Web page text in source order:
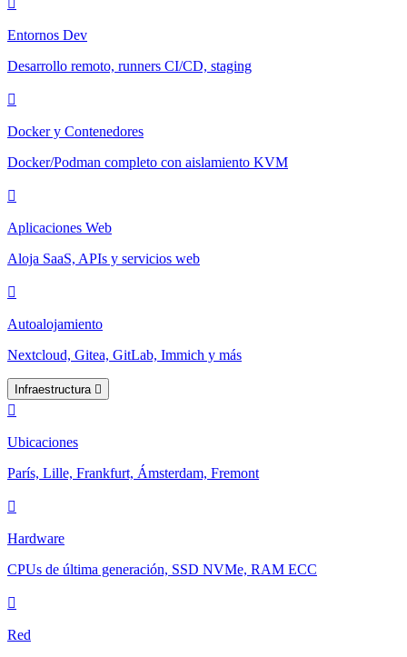
Entornos Dev
Desarrollo remoto, runners CI/CD, staging
Docker y Contenedores
Docker/Podman completo con aislamiento KVM
Aplicaciones Web
Aloja SaaS, APIs y servicios web
Autoalojamiento
Nextcloud, Gitea, GitLab, Immich y más
Infraestructura
Ubicaciones
París, Lille, Frankfurt, Ámsterdam, Fremont
Hardware
CPUs de última generación, SSD NVMe, RAM ECC
Red